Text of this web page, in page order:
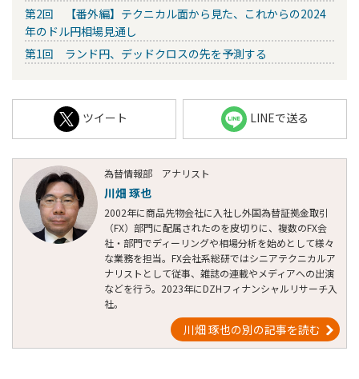
第2回 【番外編】テクニカル面から見た、これからの2024
年のドル円相場見通し
第1回 ランド円、デッドクロスの先を予測する
ツイート LINEで送る
為替情報部 アナリスト
川畑 琢也
2002年に商品先物会社に入社し外国為替証拠金取引
（FX）部門に配属されたのを皮切りに、複数のFX会
社・部門でディーリングや相場分析を始めとして様々
な業務を担当。FX会社系総研ではシニアテクニカルア
ナリストとして従事、雑誌の連載やメディアへの出演
などを行う。2023年にDZHフィナンシャルリサーチ入
社。
川畑 琢也の別の記事を読む